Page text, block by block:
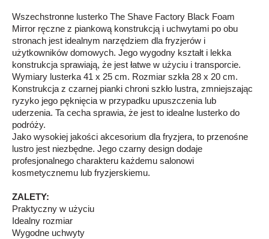
Wszechstronne lusterko The Shave Factory Black Foam
Mirror ręczne z piankową konstrukcją i uchwytami po obu
stronach jest idealnym narzędziem dla fryzjerów i
użytkowników domowych. Jego wygodny kształt i lekka
konstrukcja sprawiają, że jest łatwe w użyciu i transporcie.
Wymiary lusterka 41 x 25 cm. Rozmiar szkła 28 x 20 cm.
Konstrukcja z czarnej pianki chroni szkło lustra, zmniejszając
ryzyko jego pęknięcia w przypadku upuszczenia lub
uderzenia. Ta cecha sprawia, że jest to idealne lusterko do
podróży.
Jako wysokiej jakości akcesorium dla fryzjera, to przenośne
lustro jest niezbędne. Jego czarny design dodaje
profesjonalnego charakteru każdemu salonowi
kosmetycznemu lub fryzjerskiemu.
ZALETY:
Praktyczny w użyciu
Idealny rozmiar
Wygodne uchwyty